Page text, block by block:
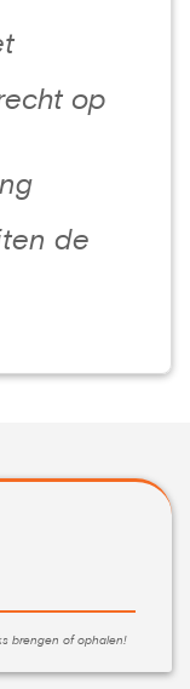
op
de
brengen of ophalen!